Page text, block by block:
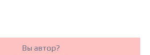
Вы автор?